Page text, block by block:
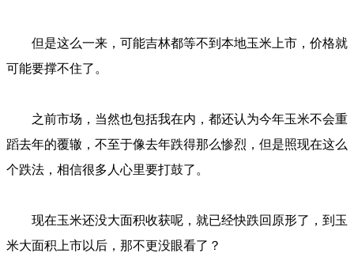
但是这么一来，可能吉林都等不到本地玉米上市，价格就
可能要撑不住了。
之前市场，当然也包括我在内，都还认为今年玉米不会重
蹈去年的覆辙，不至于像去年跌得那么惨烈，但是照现在这么
个跌法，相信很多人心里要打鼓了。
现在玉米还没大面积收获呢，就已经快跌回原形了，到玉
米大面积上市以后，那不更没眼看了？